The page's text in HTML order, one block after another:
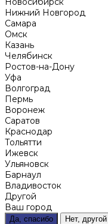
Нижний Новгород
Cамара
Омск
Казань
Челябинск
Ростов-на-Дону
Уфа
Волгоград
Пермь
Воронеж
Саратов
Краснодар
Тольятти
Ижевск
Ульяновск
Барнаул
Владивосток
Другой
Ваш город
Да, спасибо Нет, другой